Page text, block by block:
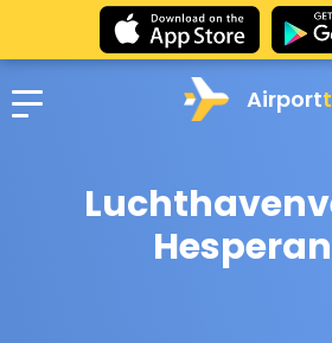
Airport